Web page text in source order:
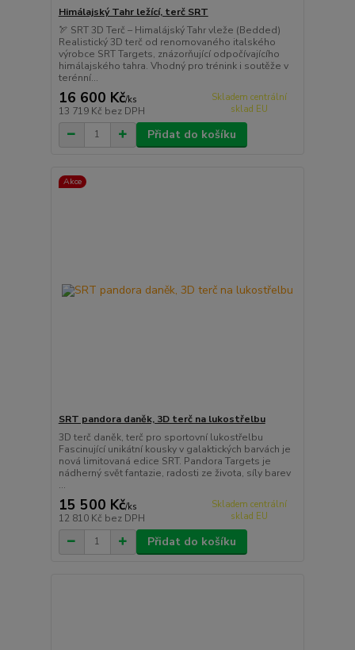
Himálajský Tahr ležící, terč SRT
🏹 SRT 3D Terč – Himalájský Tahr vleže (Bedded)
Realistický 3D terč od renomovaného italského
výrobce SRT Targets, znázorňující odpočívajícího
himálajského tahra. Vhodný pro trénink i soutěže v
terénní...
16 600 Kč/ks
13 719 Kč bez DPH
Skladem centrální
sklad EU
Přidat do košíku
Akce
SRT pandora daněk, 3D terč na lukostřelbu
3D terč daněk, terč pro sportovní lukostřelbu
Fascinující unikátní kousky v galaktických barvách je
nová limitovaná edice SRT. Pandora Targets je
nádherný svět fantazie, radosti ze života, síly barev
...
15 500 Kč/ks
12 810 Kč bez DPH
Skladem centrální
sklad EU
Přidat do košíku